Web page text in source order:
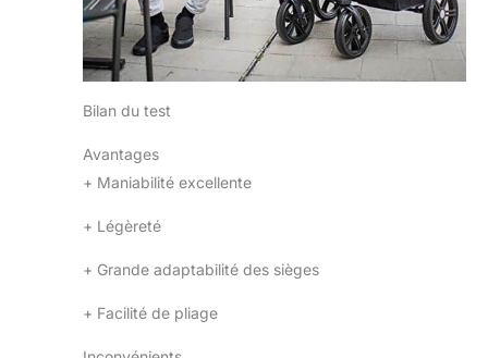
Bilan du test
Avantages
+ Maniabilité excellente
+ Légèreté
+ Grande adaptabilité des sièges
+ Facilité de pliage